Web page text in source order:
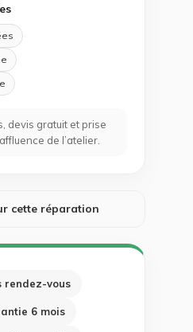
devis gratuit et prise
de l’atelier.
cette réparation
rendez-vous
6 mois